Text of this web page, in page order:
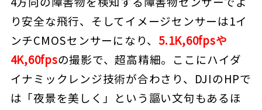
り安全な飛行、そしてイメージセンサーは1イ
ンチCMOSセンサーになり、5.1K,60fpsや
4K,60fpsの撮影で、超高精細。ここにハイダ
イナミックレンジ技術が合わさり、DJIのHPで
は「夜景を美しく」という謳い文句もあるほ